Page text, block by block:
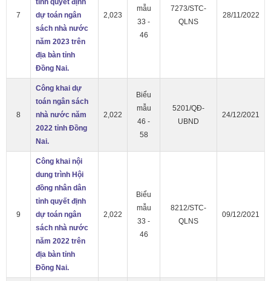
7
dự toán ngân
sách nhà nước
năm 2023 trên
địa bàn tỉnh
Đồng Nai.
2,023
mẫu
33 -
46
7273/STC-
QLNS
28/11/2022
8
Công khai dự
toán ngân sách
nhà nước năm
2022 tỉnh Đồng
Nai.
2,022
Biểu
mẫu
46 -
58
5201/QĐ-
UBND
24/12/2021
9
Công khai nội
dung trình Hội
đồng nhân dân
tỉnh quyết định
dự toán ngân
sách nhà nước
năm 2022 trên
địa bàn tỉnh
Đồng Nai.
2,022
Biểu
mẫu
33 -
46
8212/STC-
QLNS
09/12/2021